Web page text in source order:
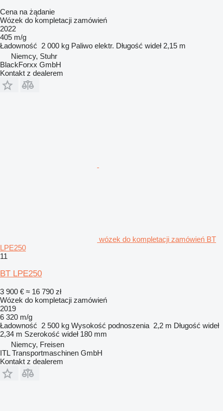
Cena na żądanie
Wózek do kompletacji zamówień
2022
405 m/g
Ładowność 2 000 kg Paliwo elektr. Długość wideł 2,15 m
Niemcy, Stuhr
BlackForxx GmbH
Kontakt z dealerem
wózek do kompletacji zamówień BT
LPE250
11
BT LPE250
3 900 € ≈ 16 790 zł
Wózek do kompletacji zamówień
2019
6 320 m/g
Ładowność 2 500 kg Wysokość podnoszenia 2,2 m Długość wideł
2,34 m Szerokość wideł 180 mm
Niemcy, Freisen
ITL Transportmaschinen GmbH
Kontakt z dealerem